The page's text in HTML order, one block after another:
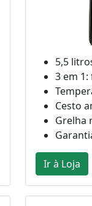
5,5
3 em
Cesto
Grelha
Ir à Loja